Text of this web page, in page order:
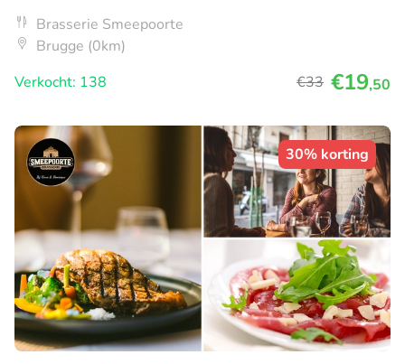
Brasserie Smeepoorte
Brugge (0km)
Verkocht: 138
€33 €19,50
30% korting